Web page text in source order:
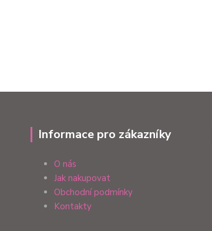
Informace pro zákazníky
O nás
Jak nakupovat
Obchodní podmínky
Kontakty